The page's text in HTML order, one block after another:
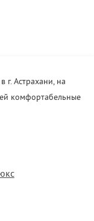
г. Астрахани, на
комфортабельные